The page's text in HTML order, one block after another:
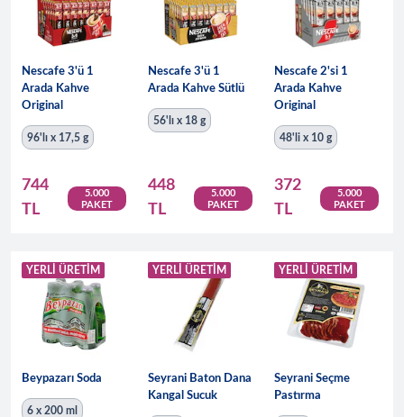
Nescafe 3'ü 1
Arada Kahve
Original
96'lı x 17,5 g
744
TL
5.000
PAKET
Nescafe 3'ü 1
Arada Kahve Sütlü
56'lı x 18 g
448
TL
5.000
PAKET
Nescafe 2'si 1
Arada Kahve
Original
48'li x 10 g
372
TL
5.000
PAKET
YERLI ÜRETIM
Beypazarı Soda
6 x 200 ml
YERLI ÜRETIM
Seyrani Baton Dana
Kangal Sucuk
YERLI ÜRETIM
Seyrani Seçme
Pastırma